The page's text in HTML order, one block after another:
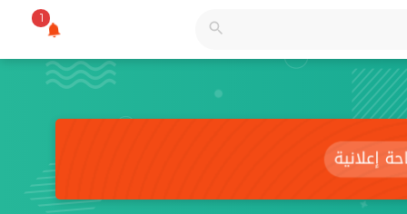
1